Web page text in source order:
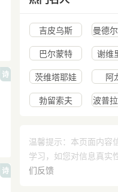
诗
诗
吉皮乌斯 曼德
巴尔蒙特
谢维
茨维塔耶娃
阿
勃留索夫
波普
温馨提示：本页面内容
学习，如您对信息真实
们反馈